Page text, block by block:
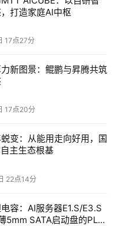
网络支持任意控制逻辑
务，也适用于AI、传感
景。
RISC-V，都是为了在功
构创新。
打造家庭AI中枢
17点27分
新图景：鲲鹏与昇腾共筑
17点20分
变：从能用走向好用，国
主生态根基
22点14分
容：AI服务器E1.S/E3.S
5mm SATA启动盘的PLP